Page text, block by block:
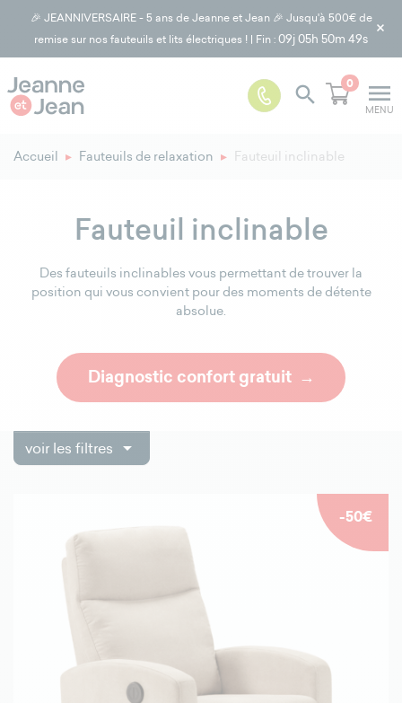
🎉 JEANNIVERSAIRE - 5 ans de Jeanne et Jean 🎉 Jusqu'à 500€ de
remise sur nos fauteuils et lits électriques ! | Fin : 09j05h 50m 47s ×
 0 menu
MENU
Accueil Fauteuils de relaxation Fauteuil inclinable
Fauteuil inclinable
Des fauteuils inclinables vous permettant de trouver la
position qui vous convient pour des moments de détente
absolue.
Diagnostic confort gratuit
voir les filtres 
-50€